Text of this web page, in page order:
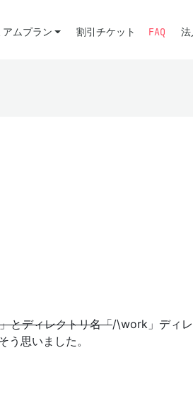
アムプラン 割引チケット FAQ 法
とディレクトリ名「/\work」ディレ
思いました。